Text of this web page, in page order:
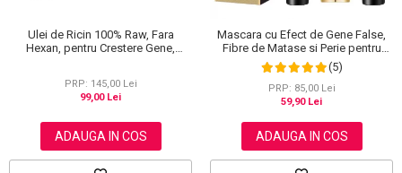
Ulei de Ricin 100% Raw, Fara
Hexan, pentru Crestere Gene,
PRP: 145,00 Lei
99,00 Lei
ADAUGA IN COS
Mascara cu Efect de Gene False,
Fibre de Matase si Perie pentru
Curbare, Aliver 4D Extra Volume,
Waterproof, Negru,10 g
(5)
PRP: 85,00 Lei
59,90 Lei
ADAUGA IN COS